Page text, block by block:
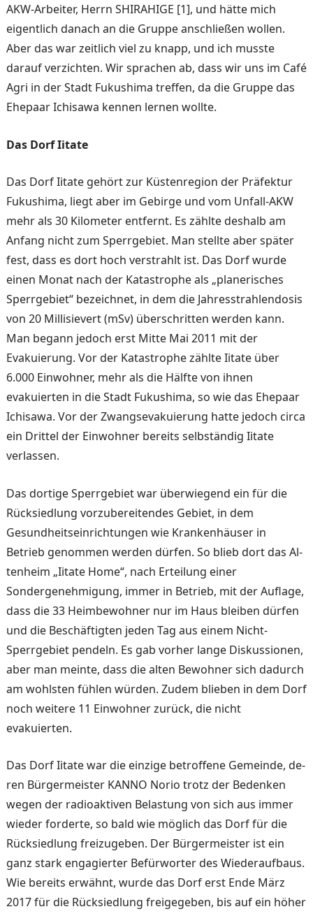
AKW-Arbeiter, Herrn SHIRAHIGE [1], und hätte mich
eigentlich danach an die Gruppe anschließen wollen.
Aber das war zeitlich viel zu knapp, und ich musste
darauf verzichten. Wir sprachen ab, dass wir uns im Café
Agri in der Stadt Fukushima treffen, da die Gruppe das
Ehepaar Ichisawa kennen lernen woll­te.
Das Dorf Iitate
Das Dorf Iitate gehört zur Küstenregion der Präfektur
Fukushima, liegt aber im Ge­birge und vom Unfall-AKW
mehr als 30 Kilometer ent­fernt. Es zählte deshalb am
Anfang nicht zum Sperrgebiet. Man stellte aber später
fest, dass es dort hoch verstrahlt ist. Das Dorf wurde
einen Monat nach der Katastrophe als „planerisches
Sperrgebiet“ bezeichnet, in dem die Jah­resstrahlendosis
von 20 Milli­sievert (mSv) überschritten werden kann.
Man begann je­doch erst Mitte Mai 2011 mit der
Evakuierung. Vor der Ka­tastrophe zählte Iitate über
6.000 Einwohner, mehr als die Hälfte von ihnen
evakuierten in die Stadt Fukushima, so wie das Ehepaar
Ichisawa. Vor der Zwangsevakuierung hatte jedoch circa
ein Drittel der Einwohner bereits selb­ständig Iitate
verlassen.
Das dortige Sperrgebiet war überwiegend ein für die
Rück­siedlung vorzubereitendes Ge­biet, in dem
Gesundheitsein­richtungen wie Krankenhäuser in
Betrieb genommen werden dürfen. So blieb dort das Al­
tenheim „Iitate Home“, nach Erteilung einer
Sondergeneh­migung, immer in Betrieb, mit der Auflage,
dass die 33 Heimbewohner nur im Haus bleiben dürfen
und die Be­schäftigten jeden Tag aus ei­nem Nicht-
Sperrgebiet pen­deln. Es gab vorher lange Diskussionen,
aber man mein­te, dass die alten Bewohner sich dadurch
am wohlsten fühlen würden. Zudem blieben in dem Dorf
noch weitere 11 Einwohner zurück, die nicht
evakuierten.
Das Dorf Iitate war die einzi­ge betroffene Gemeinde, de­
ren Bürgermeister KANNO Norio trotz der Bedenken
we­gen der radioaktiven Belas­tung von sich aus immer
wie­der forderte, so bald wie mög­lich das Dorf für die
Rück­siedlung freizugeben. Der Bürgermeister ist ein
ganz stark engagierter Befürworter des Wiederaufbaus.
Wie be­reits erwähnt, wurde das Dorf erst Ende März
2017 für die Rücksiedlung freigegeben, bis auf ein höher